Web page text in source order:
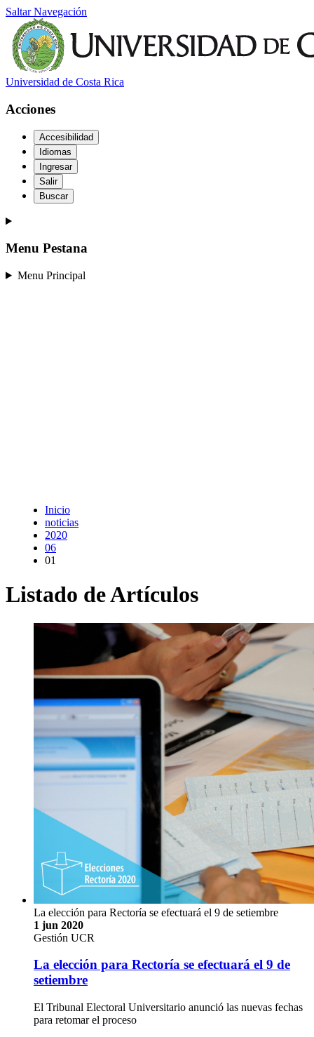
Saltar Navegación
Universidad de Costa Rica
Acciones
Accesibilidad
Idiomas
Ingresar
Salir
Buscar
Menu Pestana
Menu Principal
Inicio
noticias
2020
06
01
Listado de Artículos
La elección para Rectoría se efectuará el 9 de setiembre
1 jun 2020
Gestión UCR
La elección para Rectoría se efectuará el 9 de
setiembre
El Tribunal Electoral Universitario anunció las nuevas fechas
para retomar el proceso